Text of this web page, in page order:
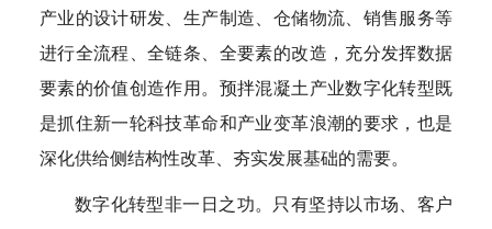
产业的设计研发、生产制造、仓储物流、销售服务等
进行全流程、全链条、全要素的改造，充分发挥数据
要素的价值创造作用。预拌混凝土产业数字化转型既
是抓住新一轮科技革命和产业变革浪潮的要求，也是
深化供给侧结构性改革、夯实发展基础的需要。
数字化转型非一日之功。只有坚持以市场、客户